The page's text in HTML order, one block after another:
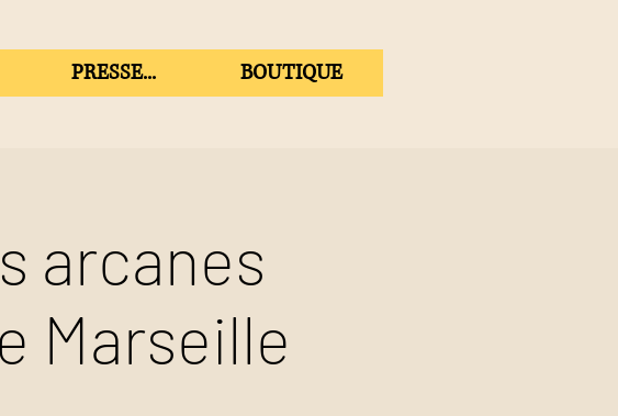
PRESSE... BOUTIQUE
arcanes
Marseille